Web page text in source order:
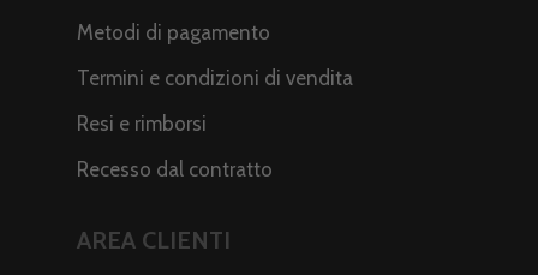
Metodi di pagamento
Termini e condizioni di vendita
Resi e rimborsi
Recesso dal contratto
AREA CLIENTI